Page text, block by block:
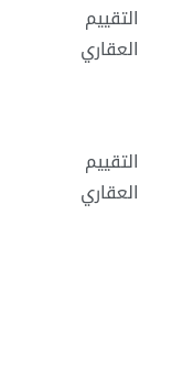
التقييم
العقاري
التقييم
العقاري